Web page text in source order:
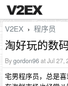
V2EX › 程序员
淘好玩的数
Bygordon96at Jul 27,
宅男程序员，总是